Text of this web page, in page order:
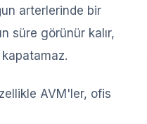
arterlerinde bir
süre görünür kalır,
AVM'ler, ofis